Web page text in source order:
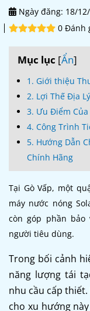
Ngày đăng: 18/
0 Đánh
Mục lục [Ẩn]
1. Giới thiệu
2. Lợi Thế Địa
3. Ưu Điểm
4. Công Trình
5. Hướng Dẫn
Chính Hãng
Tại Gò Vấp, một
máy nước nóng
còn góp phần
người tiêu dùng.
Trong bối cảnh
năng lượng tái
nhu cầu cấp
cho xu hướng